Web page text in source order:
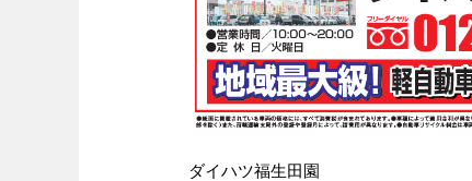
ダイハツ福生田園